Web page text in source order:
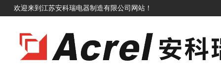
欢迎来到江苏安科瑞电器制造有限公司网站！